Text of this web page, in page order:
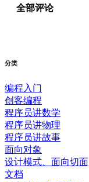
全部评论
分类
编程入门
创客编程
程序员讲数学
程序员讲物理
程序员讲故事
面向对象
设计模式、面向切面
文档